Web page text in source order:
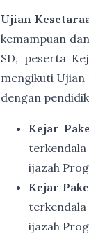
Ujian
kemampuan
SD, peserta
mengikuti Ujian
dengan
Kejar
terkendala
ijazah
Kejar
terkendala
ijazah